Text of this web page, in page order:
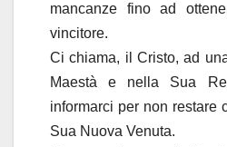
mancanze fino ad
vincitore.
Ci chiama, il Cristo, ad
Maestà e nella Sua
informarci per non restare
Sua Nuova Venuta.